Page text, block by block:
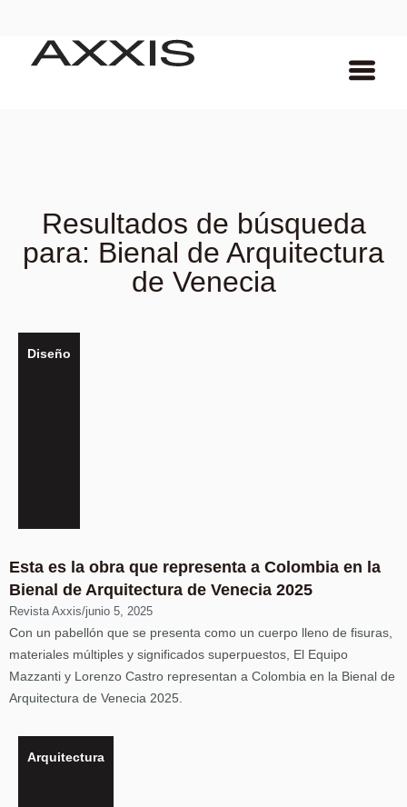
Resultados de búsqueda
para: Bienal de Arquitectura
de Venecia
Diseño
Esta es la obra que representa a Colombia en la
Bienal de Arquitectura de Venecia 2025
Revista Axxis/junio 5, 2025
Con un pabellón que se presenta como un cuerpo lleno de fisuras,
materiales múltiples y significados superpuestos, El Equipo
Mazzanti y Lorenzo Castro representan a Colombia en la Bienal de
Arquitectura de Venecia 2025.
Arquitectura